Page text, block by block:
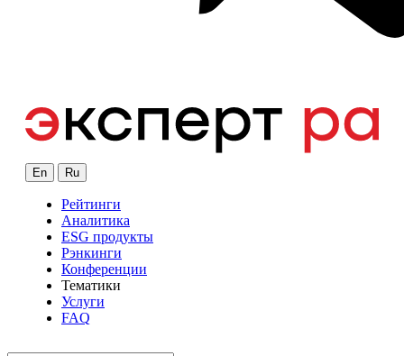
En Ru
Рейтинги
Аналитика
ESG продукты
Рэнкинги
Конференции
Тематики
Услуги
FAQ